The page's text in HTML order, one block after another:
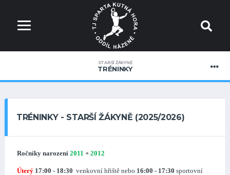
STARŠÍ ŽÁKYNĚ
TRÉNINKY
TRÉNINKY - STARŠÍ ŽÁKYNĚ (2025/2026)
Ročníky narození 2011 + 2012
Úterý 17:00 - 18:30 venkovní hřiště nebo 16:00 - 17:30 sportovní